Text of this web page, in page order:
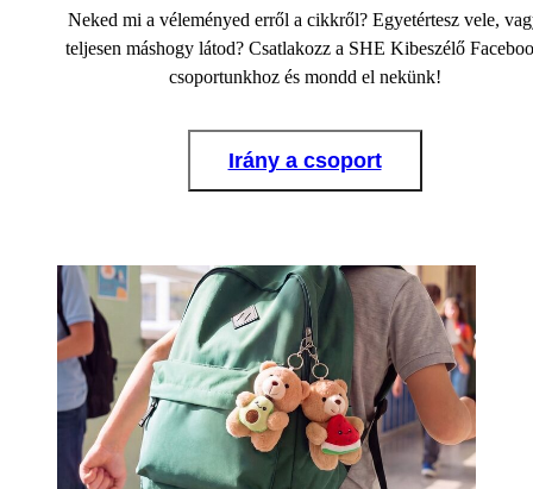
Neked mi a véleményed erről a cikkről? Egyetértesz vele,
teljesen máshogy látod? Csatlakozz a SHE Kibeszélő
csoportunkhoz és mondd el nekünk!
Irány a csoport